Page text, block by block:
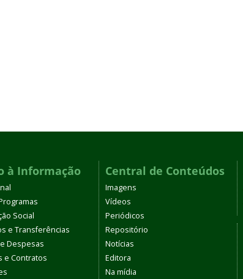
à Informação
Social
e Transferências
Despesas
e Contratos
Central de Conteúdos
Imagens
Vídeos
Periódicos
Repositório
Notícias
Editora
Na mídia